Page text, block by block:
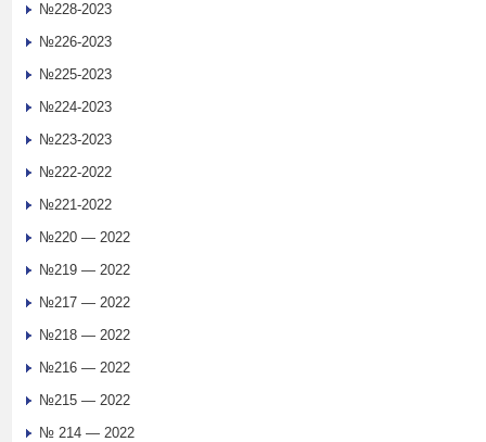
№228-2023
№226-2023
№225-2023
№224-2023
№223-2023
№222-2022
№221-2022
№220 — 2022
№219 — 2022
№217 — 2022
№218 — 2022
№216 — 2022
№215 — 2022
№ 214 — 2022